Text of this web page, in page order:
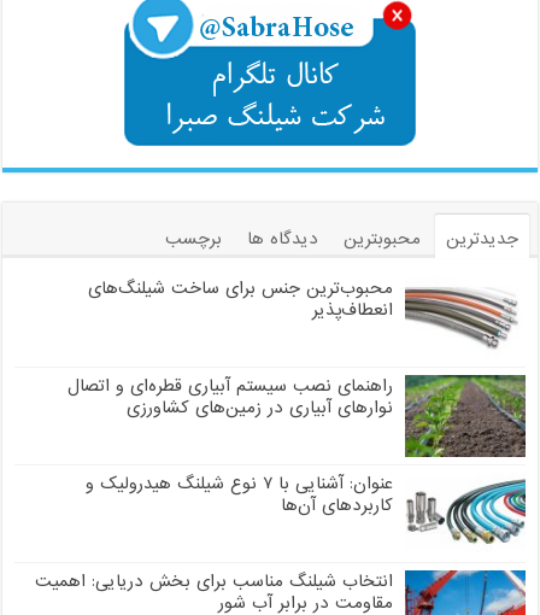
جدیدترین محبوبترین دیدگاه ها
برچسب
محبوب‌ترین جنس برای ساخت شیلنگ‌های
انعطاف‌پذیر
راهنمای نصب سیستم آبیاری قطره‌ای و اتصال
نوارهای آبیاری در زمین‌های کشاورزی
عنوان: آشنایی با ۷ نوع شیلنگ هیدرولیک و
کاربردهای آن‌ها
انتخاب شیلنگ مناسب برای بخش دریایی: اهمیت
مقاومت در برابر آب شور